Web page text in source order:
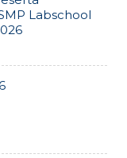
Labschool